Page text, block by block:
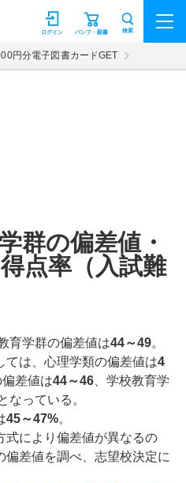
パンフ・願書
ログイン 検索
円分電子図書カードGET
群の偏差値・
点率（入試難
育学群の偏差値は44～49。
ては、心理学類の偏差値は4
偏差値は44～46 、学校教育学
なっている。
45～47%。
式により偏差値が異なるの
偏差値を調べ、志望校決定に